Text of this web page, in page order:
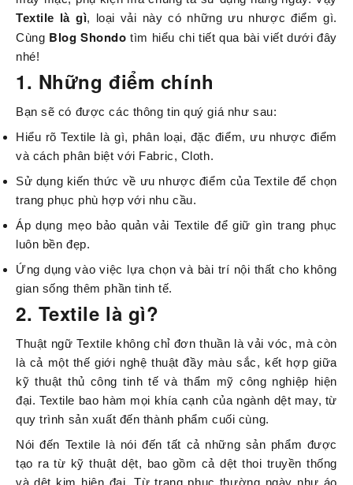
Textile là gì, loại vải này có những ưu nhược điểm gì.
Cùng Blog Shondo tìm hiểu chi tiết qua bài viết dưới đây
nhé!
1. Những điểm chính
Bạn sẽ có được các thông tin quý giá như sau:
Hiểu rõ Textile là gì, phân loại, đặc điểm, ưu nhược điểm
và cách phân biệt với Fabric, Cloth.
Sử dụng kiến thức về ưu nhược điểm của Textile để chọn
trang phục phù hợp với nhu cầu.
Áp dụng mẹo bảo quản vải Textile để giữ gìn trang phục
luôn bền đẹp.
Ứng dụng vào việc lựa chọn và bài trí nội thất cho không
gian sống thêm phần tinh tế.
2. Textile là gì?
Thuật ngữ Textile không chỉ đơn thuần là vải vóc, mà còn
là cả một thế giới nghệ thuật đầy màu sắc, kết hợp giữa
kỹ thuật thủ công tinh tế và thẩm mỹ công nghiệp hiện
đại. Textile bao hàm mọi khía cạnh của ngành dệt may, từ
quy trình sản xuất đến thành phẩm cuối cùng.
Nói đến Textile là nói đến tất cả những sản phẩm được
tạo ra từ kỹ thuật dệt, bao gồm cả dệt thoi truyền thống